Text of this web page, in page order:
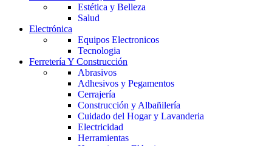
Estética y Belleza
Salud
Electrónica
Equipos Electronicos
Tecnologia
Ferretería Y Construcción
Abrasivos
Adhesivos y Pegamentos
Cerrajería
Construcción y Albañilería
Cuidado del Hogar y Lavanderia
Electricidad
Herramientas